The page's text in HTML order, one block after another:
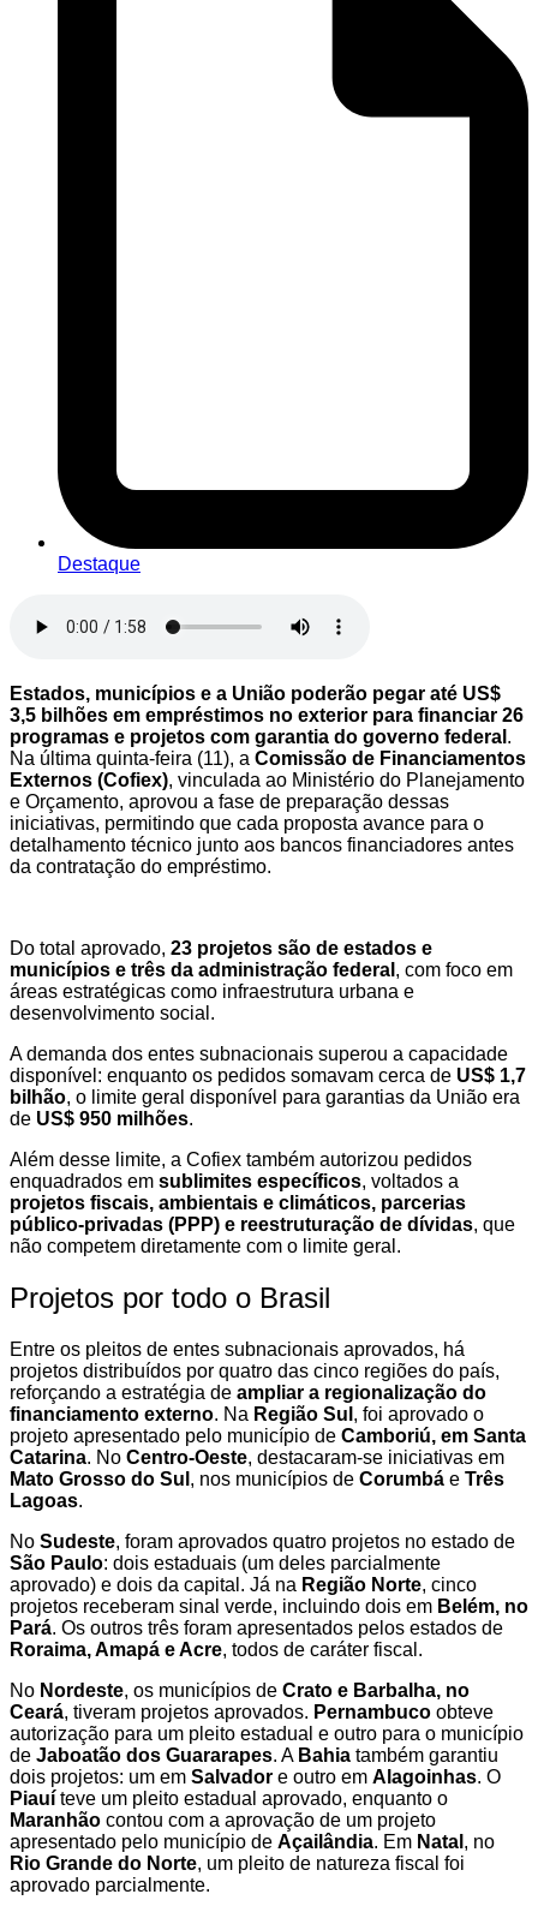
Destaque
Estados, municípios e a União poderão pegar até US$
3,5 bilhões em empréstimos no exterior para financiar 26
programas e projetos com garantia do governo federal .
Na última quinta-feira (11), a Comissão de Financiamentos
Externos (Cofiex), vinculada ao Ministério do Planejamento
e Orçamento, aprovou a fase de preparação dessas
iniciativas, permitindo que cada proposta avance para o
detalhamento técnico junto aos bancos financiadores antes
da contratação do empréstimo.
Do total aprovado, 23 projetos são de estados e
municípios e três da administração federal , com foco em
áreas estratégicas como infraestrutura urbana e
desenvolvimento social.
A demanda dos entes subnacionais superou a capacidade
disponível: enquanto os pedidos somavam cerca de US$ 1,7
bilhão, o limite geral disponível para garantias da União era
de US$ 950 milhões.
Além desse limite, a Cofiex também autorizou pedidos
enquadrados em sublimites específicos, voltados a
projetos fiscais, ambientais e climáticos, parcerias
público-privadas (PPP) e reestruturação de dívidas, que
não competem diretamente com o limite geral.
Projetos por todo o Brasil
Entre os pleitos de entes subnacionais aprovados, há
projetos distribuídos por quatro das cinco regiões do país,
reforçando a estratégia de ampliar a regionalização do
financiamento externo. Na Região Sul , foi aprovado o
projeto apresentado pelo município de Camboriú, em Santa
Catarina. No Centro-Oeste, destacaram-se iniciativas em
Mato Grosso do Sul , nos municípios de Corumbá e Três
Lagoas.
No Sudeste, foram aprovados quatro projetos no estado de
São Paulo: dois estaduais (um deles parcialmente
aprovado) e dois da capital. Já na Região Norte, cinco
projetos receberam sinal verde, incluindo dois em Belém, no
Pará. Os outros três foram apresentados pelos estados de
Roraima, Amapá e Acre, todos de caráter fiscal.
No Nordeste, os municípios de Crato e Barbalha, no
Ceará, tiveram projetos aprovados. Pernambuco obteve
autorização para um pleito estadual e outro para o município
de Jaboatão dos Guararapes. A Bahia também garantiu
dois projetos: um em Salvador e outro em Alagoinhas. O
Piauí teve um pleito estadual aprovado, enquanto o
Maranhão contou com a aprovação de um projeto
apresentado pelo município de Açailândia. Em Natal , no
Rio Grande do Norte, um pleito de natureza fiscal foi
aprovado parcialmente.